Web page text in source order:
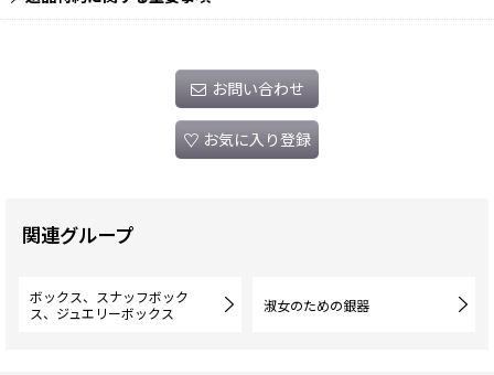
お問い合わせ
お気に入り登録
関連グループ
ボックス、スナッフボック
ス、ジュエリーボックス
淑女のための銀器